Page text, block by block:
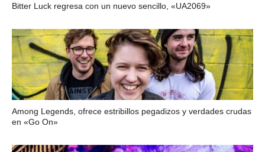
Bitter Luck regresa con un nuevo sencillo, «UA2069»
Among Legends, ofrece estribillos pegadizos y verdades crudas
en «Go On»